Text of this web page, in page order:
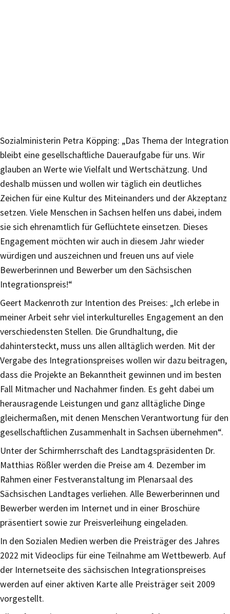
Sozialministerin Petra Köpping: „Das Thema der Integration
bleibt eine gesellschaftliche Daueraufgabe für uns. Wir
glauben an Werte wie Vielfalt und Wertschätzung. Und
deshalb müssen und wollen wir täglich ein deutliches
Zeichen für eine Kultur des Miteinanders und der Akzeptanz
setzen. Viele Menschen in Sachsen helfen uns dabei, indem
sie sich ehrenamtlich für Geflüchtete einsetzen. Dieses
Engagement möchten wir auch in diesem Jahr wieder
würdigen und auszeichnen und freuen uns auf viele
Bewerberinnen und Bewerber um den Sächsischen
Integrationspreis!“
Geert Mackenroth zur Intention des Preises: „Ich erlebe in
meiner Arbeit sehr viel interkulturelles Engagement an den
verschiedensten Stellen. Die Grundhaltung, die
dahintersteckt, muss uns allen alltäglich werden. Mit der
Vergabe des Integrationspreises wollen wir dazu beitragen,
dass die Projekte an Bekanntheit gewinnen und im besten
Fall Mitmacher und Nachahmer finden. Es geht dabei um
herausragende Leistungen und ganz alltägliche Dinge
gleichermaßen, mit denen Menschen Verantwortung für den
gesellschaftlichen Zusammenhalt in Sachsen übernehmen“.
Unter der Schirmherrschaft des Landtagspräsidenten Dr.
Matthias Rößler werden die Preise am 4. Dezember im
Rahmen einer Festveranstaltung im Plenarsaal des
Sächsischen Landtages verliehen. Alle Bewerberinnen und
Bewerber werden im Internet und in einer Broschüre
präsentiert sowie zur Preisverleihung eingeladen.
In den Sozialen Medien werben die Preisträger des Jahres
2022 mit Videoclips für eine Teilnahme am Wettbewerb. Auf
der Internetseite des sächsischen Integrationspreises
werden auf einer aktiven Karte alle Preisträger seit 2009
vorgestellt.